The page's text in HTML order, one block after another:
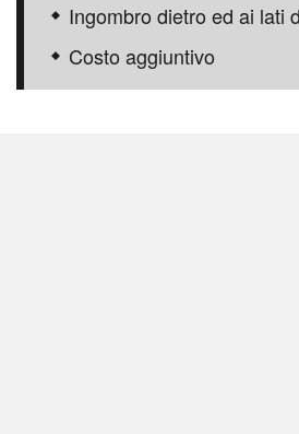
Ingombro dietro ed ai lati
Costo aggiuntivo